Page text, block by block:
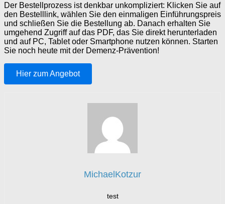
Der Bestellprozess ist denkbar unkompliziert: Klicken Sie auf
den Bestelllink, wählen Sie den einmaligen Einführungspreis
und schließen Sie die Bestellung ab. Danach erhalten Sie
umgehend Zugriff auf das PDF, das Sie direkt herunterladen
und auf PC, Tablet oder Smartphone nutzen können. Starten
Sie noch heute mit der Demenz-Prävention!
Hier zum Angebot
MichaelKotzur
test